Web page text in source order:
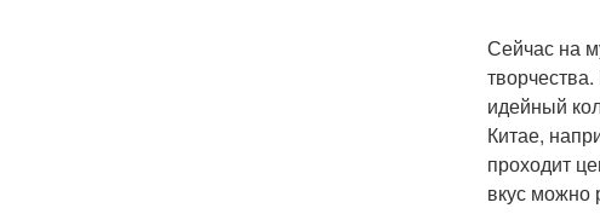
Сейчас на
идейный
Китае,
проходит
вкус можно